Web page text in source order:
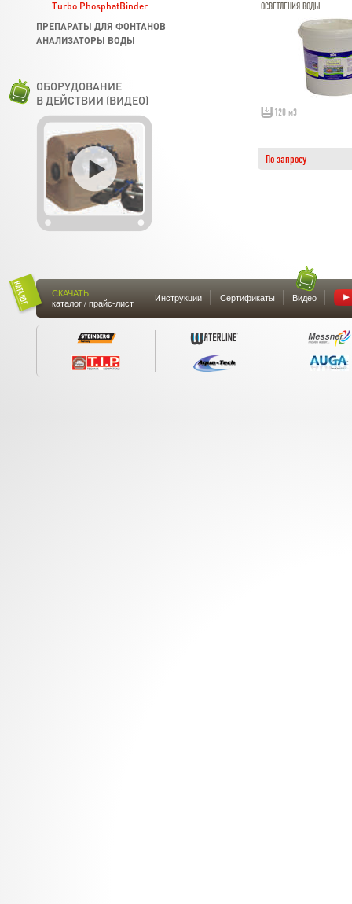
ОСВЕТЛЕНИЯ ВОДЫ
120 м3
По запросу
Turbo PhosphatBinder
ПРЕПАРАТЫ ДЛЯ ФОНТАНОВ
АНАЛИЗАТОРЫ ВОДЫ
ОБОРУДОВАНИЕ
В ДЕЙСТВИИ (ВИДЕО)
СКАЧАТЬ
каталог / прайс-лист
Инструкции Сертификаты Видео